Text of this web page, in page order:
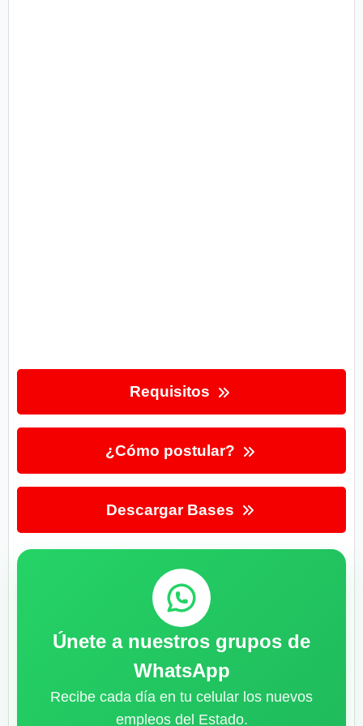
Requisitos
¿Cómo postular?
Descargar Bases
Únete a nuestros grupos de
WhatsApp
Recibe cada día en tu celular los nuevos
empleos del Estado.